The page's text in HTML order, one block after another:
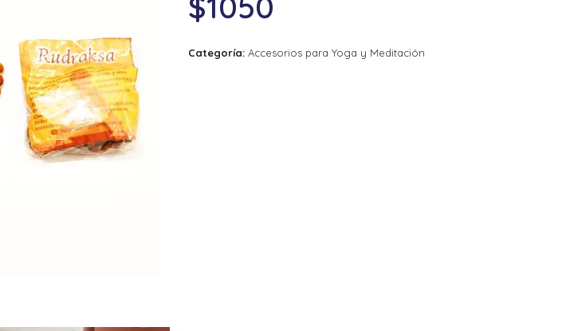
Categoría: Accesorios para Yoga y Meditación